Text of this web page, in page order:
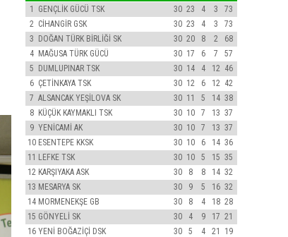
1 GENÇLİK GÜCÜ TSK 30 23 4 3
73
2 CİHANGİR GSK 30 23 4 3
73
3 DOĞAN TÜRK BİRLİĞİ SK 30 20 8 2
68
4 MAĞUSA TÜRK GÜCÜ 30 17 6 7
57
5 DUMLUPINAR TSK 30 14 4 12 46
6 ÇETİNKAYA TSK 30 12 6 12 42
7 ALSANCAK YEŞİLOVA SK 30 11 5 14 38
8 KÜÇÜK KAYMAKLI TSK 30 10 7 13 37
9 YENİCAMİ AK 30 10 7 13 37
10 ESENTEPE KKSK 30 10 6 14 36
11 LEFKE TSK 30 10 5 15 35
12 KARŞIYAKA ASK 30 8 8 14 32
13 MESARYA SK 30 9 5 16 32
14 MORMENEKŞE GB 30 8 4 18 28
15 GÖNYELİ SK 30 4 9 17 21
16 YENİ BOĞAZİÇİ DSK 30 5 4 21 19